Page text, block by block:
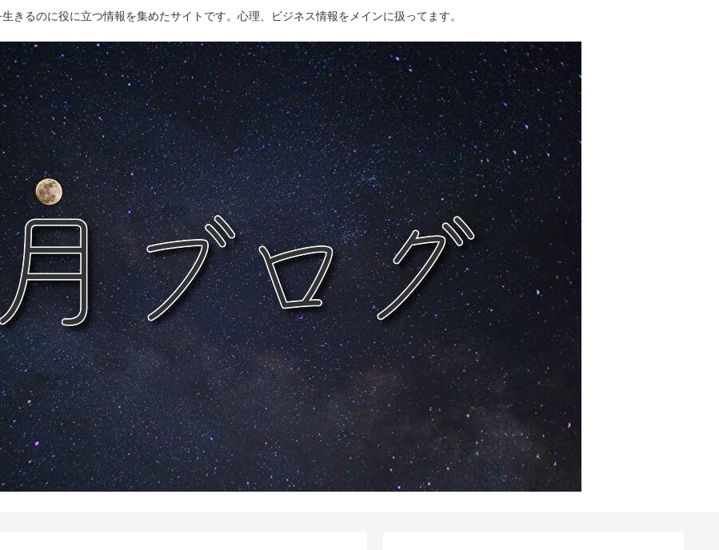
きるのに役に立つ情報を集めたサイトです。心理、ビジネス情報をメインに扱ってます。